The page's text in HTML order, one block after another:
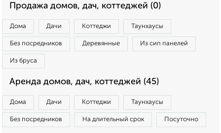
Продажа домов, дач, коттеджей (0)
Дома Дачи Коттеджи Таунхаусы
Без посредников Деревянные Из сип панелей
Из бруса
Аренда домов, дач, коттеджей (45)
Дома Дачи Коттеджи Таунхаусы
Без посредников На длительный срок Посуточно